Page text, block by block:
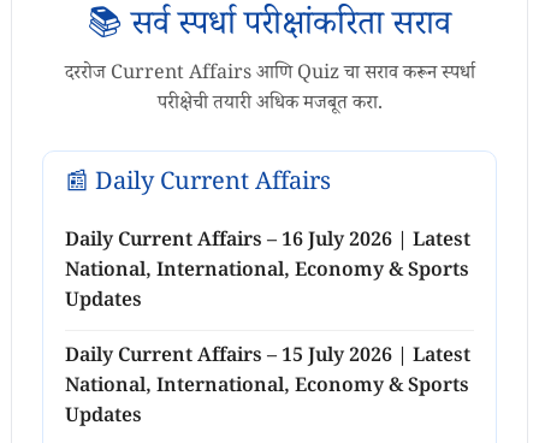
📚 सर्व स्पर्धा परीक्षांकरिता सराव
दररोज Current Affairs आणि Quiz चा सराव करून स्पर्धा
परीक्षेची तयारी अधिक मजबूत करा.
📰 Daily Current Affairs
Daily Current Affairs – 16 July 2026 | Latest
National, International, Economy & Sports
Updates
Daily Current Affairs – 15 July 2026 | Latest
National, International, Economy & Sports
Updates